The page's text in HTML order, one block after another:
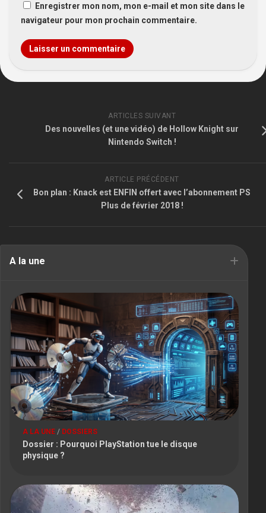
Enregistrer mon nom, mon e-mail et mon site dans le
navigateur pour mon prochain commentaire.
ARTICLES SUIVANT
Des nouvelles (et une vidéo) de Hollow Knight sur
Nintendo Switch !
ARTICLE PRÉCÉDENT
Bon plan : Knack est ENFIN offert avec l’abonnement PS
Plus de février 2018 !
A la une
A LA UNE / DOSSIERS
Dossier : Pourquoi PlayStation tue le disque
physique ?